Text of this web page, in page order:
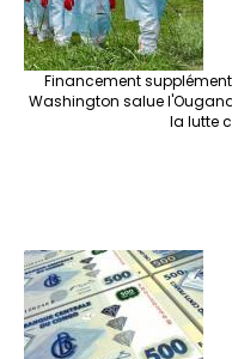
Financement
Washington salue
la lutte